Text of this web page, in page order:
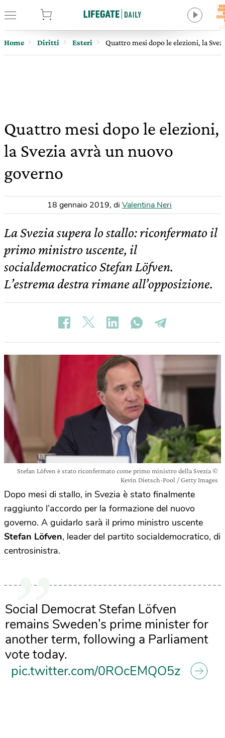
Home Diritti Esteri Quattro mesi dopo le elezioni, la
Quattro mesi dopo le elezioni,
la Svezia avrà un nuovo
governo
18 gennaio 2019, di Valentina Neri
La Svezia supera lo stallo: riconfermato il
primo ministro uscente, il
socialdemocratico Stefan Löfven.
L’estrema destra rimane all’opposizione.
Stefan Löfven è stato riconfermato come primo ministro della Svezia ©
Kevin Dietsch-Pool / Getty Images
Dopo mesi di stallo, in Svezia è stato finalmente
raggiunto l’accordo per la formazione del nuovo
governo. A guidarlo sarà il primo ministro uscente
Stefan Löfven, leader del partito socialdemocratico, di
centrosinistra.
Social Democrat Stefan Löfven
remains Sweden’s prime minister for
another term, following a Parliament
vote today.
pic.twitter.com/0ROcEMQO5z